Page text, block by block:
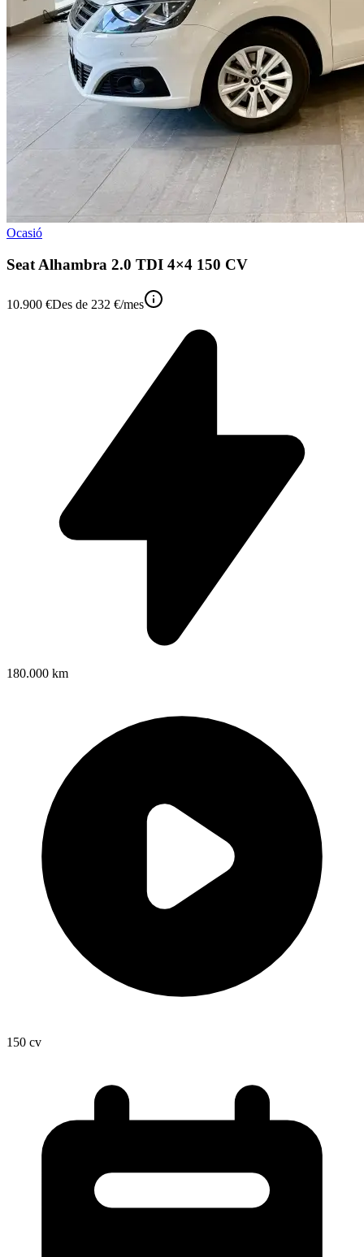
Ocasió
Seat Alhambra 2.0 TDI 4×4 150 CV
10.900 €Des de 232 €/mes
180.000 km
150 cv